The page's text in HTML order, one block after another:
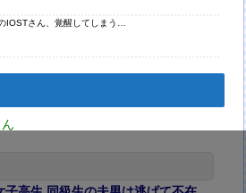
IOSTさん、覚醒してしまう…